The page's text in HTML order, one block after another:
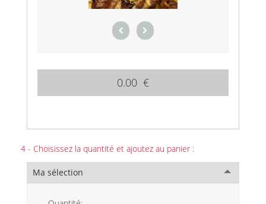
0.00 €
4 - Choisissez la quantité et ajoutez au panier :
Ma sélection